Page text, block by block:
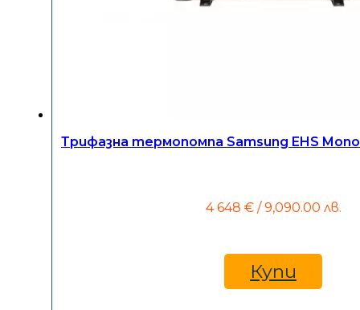
Трифазна термопомпа Samsung EHS Mono
4 648 € / 9,090.00 лв.
Купи